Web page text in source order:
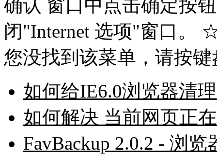
确认 窗口中点击确定按
闭"Internet 选项"窗口。
您没找到该菜单，请按
如何给IE6.0浏览器清
如何解决 当前网页正
FavBackup 2.0.2 - 浏